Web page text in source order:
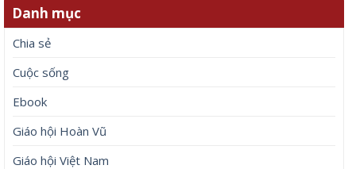
Danh mục
Chia sẻ
Cuộc sống
Ebook
Giáo hội Hoàn Vũ
Giáo hội Việt Nam